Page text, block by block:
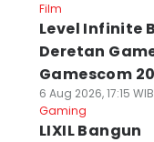
Film
Level Infinite
Deretan
Gamescom
6 Aug 2026, 17:15 WIB
Gaming
LIXIL Bangun